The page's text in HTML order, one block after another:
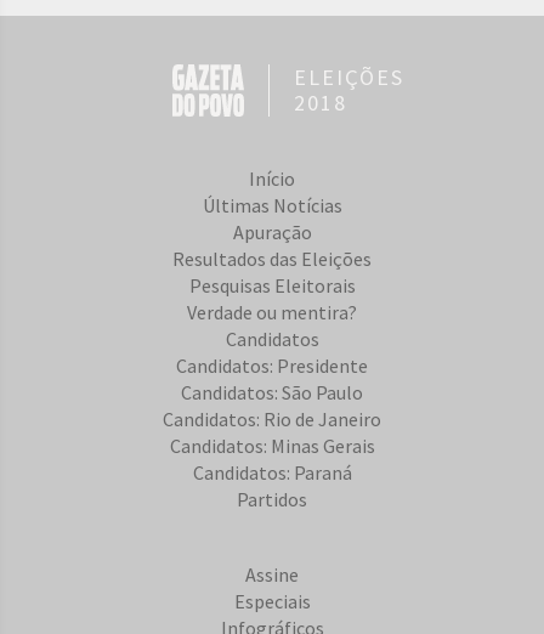
ELEIÇÕES
2018
Início
Últimas Notícias
Apuração
Resultados das Eleições
Pesquisas Eleitorais
Verdade ou mentira?
Candidatos
Candidatos: Presidente
Candidatos: São Paulo
Candidatos: Rio de Janeiro
Candidatos: Minas Gerais
Candidatos: Paraná
Partidos
Assine
Especiais
Infográficos